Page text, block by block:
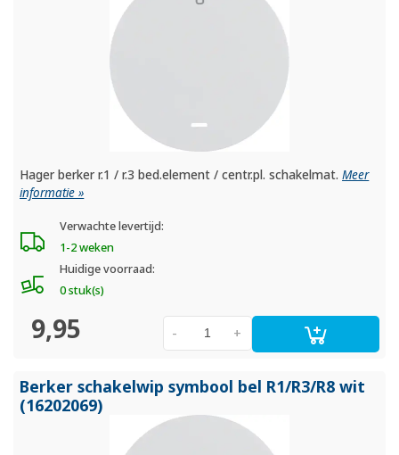
Hager berker r.1 / r.3 bed.element / centr.pl. schakelmat.Meer
informatie »
Verwachte levertijd:
1-2 weken
Huidige voorraad:
0 stuk(s)
9,95 +
-
Berker schakelwip symbool bel R1/R3/R8 wit
(16202069)